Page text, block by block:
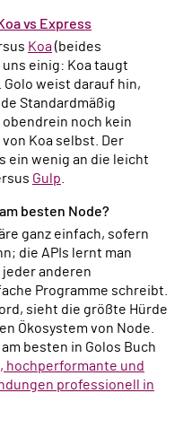
vs Express
Koa(beides
einig: Koa taugt
weist darauf hin,
Standardmäßig
noch kein
Koa selbst. Der
ein wenig an die leicht
Gulp
besten Node?
die APIs lernt man
jeder anderen
Programme schreibt.
sieht die größte Hürde
Ökosystem von Node.
besten in Golos Buch
hochperformante und
professionell in